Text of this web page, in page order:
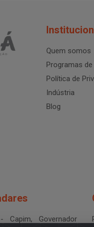
Quem somos
Programas de
Política de
Indústria
Blog
Governador